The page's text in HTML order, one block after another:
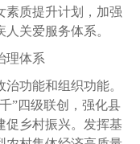
素质提升计划，加强
关爱服务体系。
体系
功能和组织功能。
”四级联创，强化县
促乡村振兴。发挥基